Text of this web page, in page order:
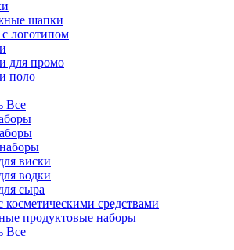
шапки
логотипом
для промо
поло
Все
виски
водки
сыра
средствами
продуктовые наборы
Все